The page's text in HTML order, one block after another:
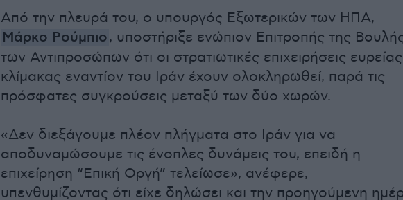
Από την πλευρά του, ο υπουργός Εξωτερικών των ΗΠΑ,
Μάρκο Ρούμπιο, υποστήριξε ενώπιον Επιτροπής της
των Αντιπροσώπων ότι οι στρατιωτικές επιχειρήσεις ευρείας
κλίμακας εναντίον του Ιράν έχουν ολοκληρωθεί, παρά τις
πρόσφατες συγκρούσεις μεταξύ των δύο χωρών.
«Δεν διεξάγουμε πλέον πλήγματα στο Ιράν για να
αποδυναμώσουμε τις ένοπλες δυνάμεις του, επειδή η
επιχείρηση “Επική Οργή” τελείωσε», ανέφερε,
υπενθυμίζοντας ότι είχε δηλώσει και την προηγούμενη